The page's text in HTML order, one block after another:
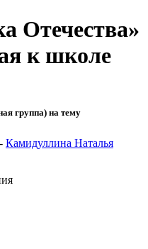
Отечества»
к школе
группа) на тему
Камидуллина Наталья